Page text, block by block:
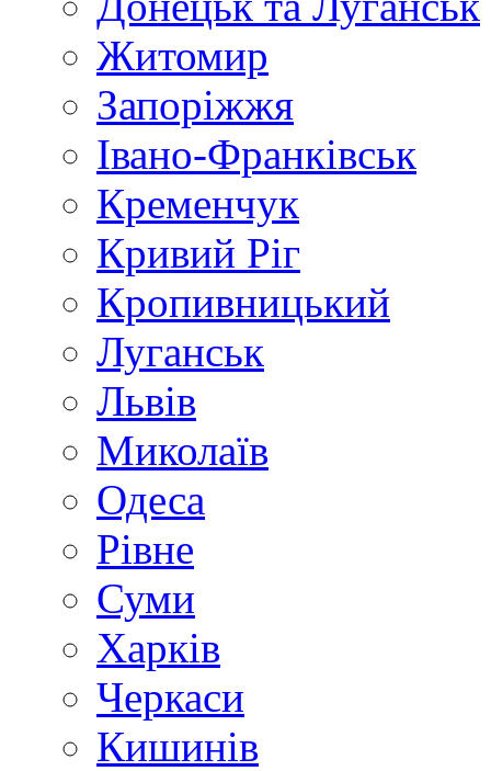
Житомир
Запоріжжя
Івано-Франківськ
Кременчук
Кривий Ріг
Кропивницький
Луганськ
Львів
Миколаїв
Одеса
Рівне
Суми
Харків
Черкаси
Кишинів